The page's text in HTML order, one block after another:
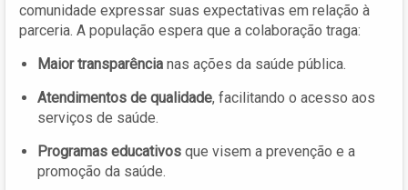
comunidade expressar suas expectativas em relação à
parceria. A população espera que a colaboração traga:
Maior transparência nas ações da saúde pública.
Atendimentos de qualidade, facilitando o acesso aos
serviços de saúde.
Programas educativos que visem a prevenção e a
promoção da saúde.